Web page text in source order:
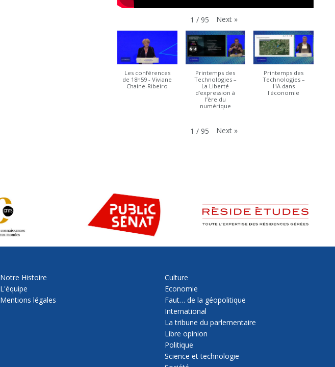
1 / 95 Next »
Les conférences
de 18h59 - Viviane
Chaine-Ribeiro
Printemps des
Technologies –
La Liberté
d’expression à
l’ère du
numérique
Printemps des
Technologies –
l'IA dans
l'économie
1 / 95 Next »
Notre Histoire
L'équipe
Mentions légales
Culture
Economie
Faut… de la géopolitique
International
La tribune du parlementaire
Libre opinion
Politique
Science et technologie